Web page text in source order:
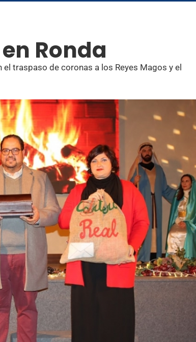
Ronda
traspaso de coronas a los Reyes Magos y el